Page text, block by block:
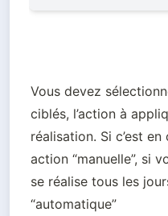
Vous devez
ciblés, l’action à
réalisation. Si c’est
action “manuelle”, si
se réalise tous les
“automatique”